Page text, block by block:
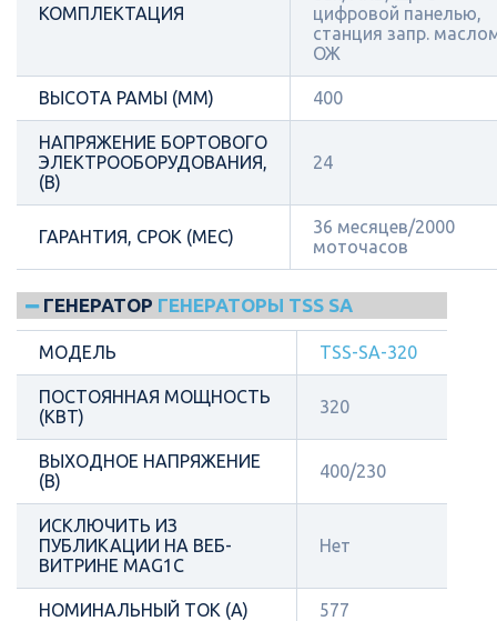
КОМПЛЕКТАЦИЯ
цифровой панелью,
станция запр.
ОЖ
ВЫСОТА РАМЫ (ММ) 400
НАПРЯЖЕНИЕ БОРТОВОГО
ЭЛЕКТРООБОРУДОВАНИЯ,
(В)
24
ГАРАНТИЯ, СРОК (МЕС)
36 месяцев/2000
моточасов
ГЕНЕРАТОР ГЕНЕРАТОРЫ TSS SA
МОДЕЛЬ TSS-SA-320
ПОСТОЯННАЯ МОЩНОСТЬ
(КВТ)
320
ВЫХОДНОЕ НАПРЯЖЕНИЕ
(В)
400/230
ИСКЛЮЧИТЬ ИЗ
ПУБЛИКАЦИИ НА ВЕБ-
ВИТРИНЕ MAG1C
Нет
НОМИНАЛЬНЫЙ ТОК (А) 577